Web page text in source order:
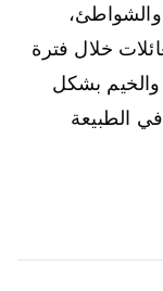
والشواطئ،
خلال فترة
والخيم بشكل
الطبيعة